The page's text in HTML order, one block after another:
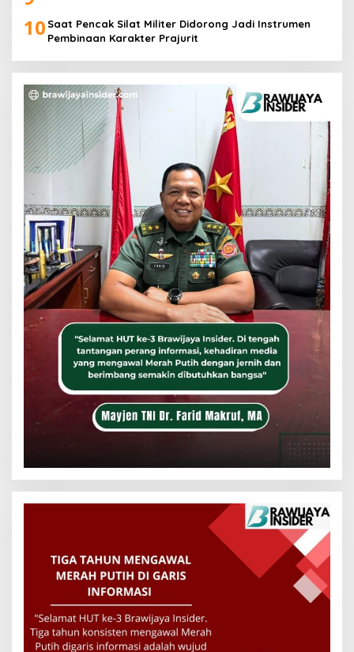
10 Saat Pencak Silat Militer Didorong Jadi Instrumen
Pembinaan Karakter Prajurit